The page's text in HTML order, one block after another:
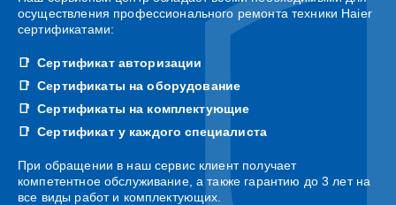
осуществления профессионального ремонта техники Haier
сертификатами:
Сертификат авторизации
Сертификаты на оборудование
Сертификаты на комплектующие
Сертификат у каждого специалиста
При обращении в наш сервис клиент получает
компетентное обслуживание, а также гарантию до 3 лет на
все виды работ и комплектующих.